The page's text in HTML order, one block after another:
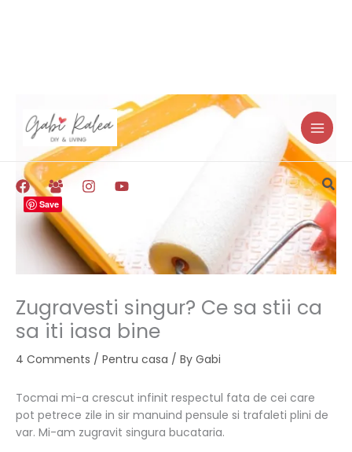
content
Zugravesti singur? Ce sa stii ca
sa iti iasa bine
4 Comments / Pentru casa / By Gabi
Tocmai mi-a crescut infinit respectul fata de cei care
pot petrece zile in sir manuind pensule si trafaleti plini de
var. Mi-am zugravit singura bucataria.
Save